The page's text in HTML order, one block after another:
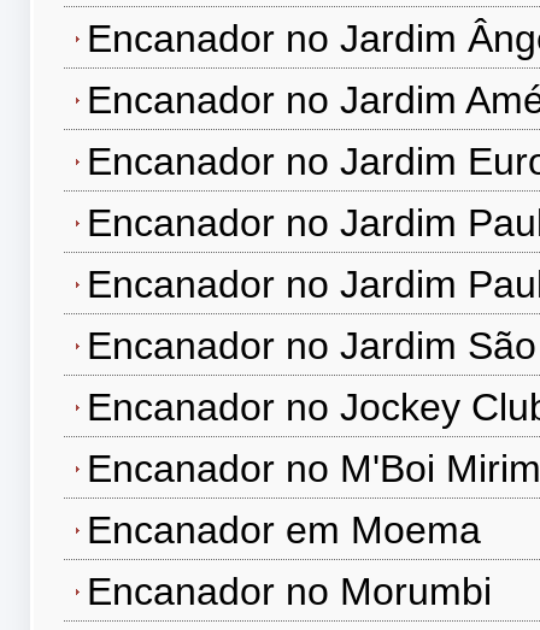
Encanador no Jardim
Encanador no Jardim
Encanador no Jardim
Encanador no Jardim
Encanador no Jardim
Encanador no Jardim
Encanador no Jockey
Encanador no M'Boi
Encanador em Moema
Encanador no Morumbi